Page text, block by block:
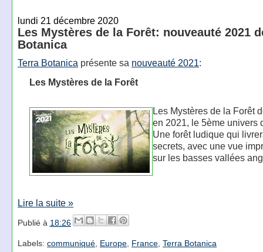
lundi 21 décembre 2020
Les Mystères de la Forêt: nouveauté 2021
Botanica
Terra Botanica présente sa nouveauté 2021 :
Les Mystères de la Forêt
Les Mystères de la Forêt
en 2021, le 5ème univers
Une forêt ludique qui
secrets, avec une vue
sur les basses vallées
Lire la suite »
Publié à 18:26
Labels: communiqué, Europe, France, Terra Botanica